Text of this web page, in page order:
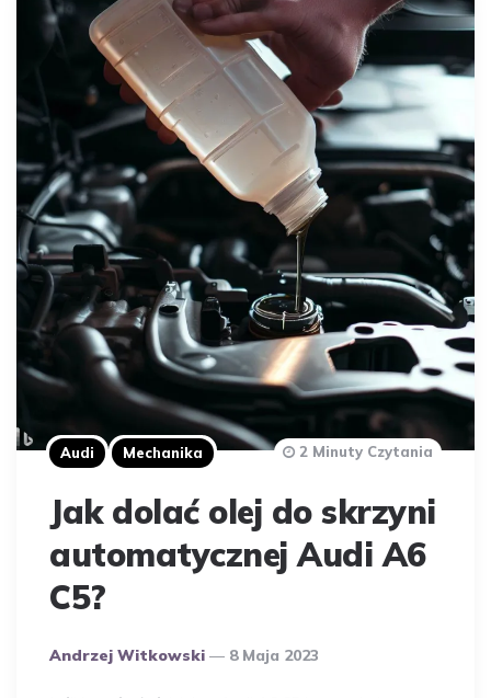
Audi Mechanika
Jak dolać olej do skrzyni
automatycznej Audi A6
C5?
Opublikowany
Andrzej Witkowski 8 Maja 2023
2 Minuty Czytania